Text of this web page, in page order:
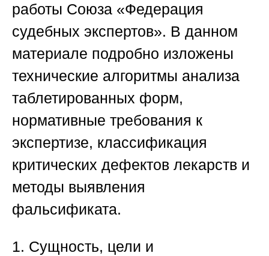
работы Союза «Федерация
судебных экспертов». В данном
материале подробно изложены
технические алгоритмы анализа
таблетированных форм,
нормативные требования к
экспертизе, классификация
критических дефектов лекарств и
методы выявления
фальсификата.
1. Сущность, цели и